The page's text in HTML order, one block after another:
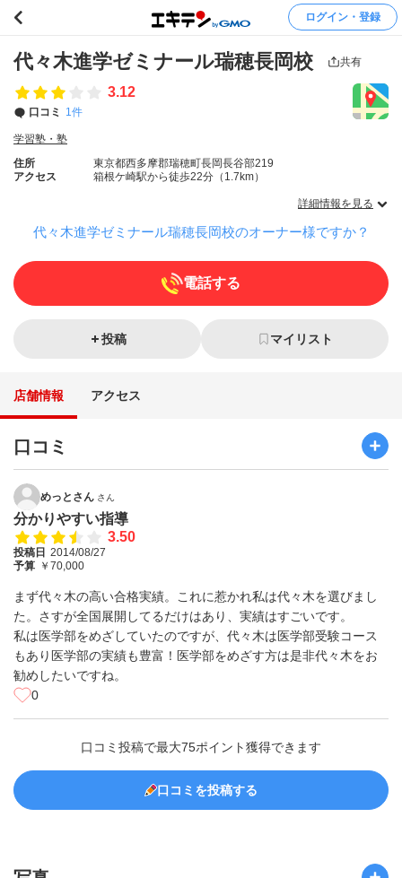
ログイン・登録
代々木進学ゼミナール瑞穂長岡校 共有
3.12
口コミ 1件
学習塾・塾
住所
東京都西多摩郡瑞穂町長岡長谷部219
アクセス
箱根ケ崎駅から徒歩22分（1.7km）
詳細情報を見る
代々木進学ゼミナール瑞穂長岡校のオーナー様ですか？
電話する
投稿 マイリスト
店舗情報 アクセス
口コミ
めっとさん さん
分かりやすい指導
3.50
投稿日 2014/08/27
予算 ￥70,000
まず代々木の高い合格実績。これに惹かれ私は代々木を選びまし
た。さすが全国展開してるだけはあり、実績はすごいです。
私は医学部をめざしていたのですが、代々木は医学部受験コース
もあり医学部の実績も豊富！医学部をめざす方は是非代々木をお
勧めしたいですね。
0
口コミ投稿で最大75ポイント獲得できます
口コミを投稿する